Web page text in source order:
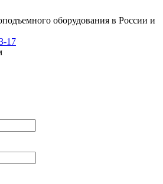
оборудования в России и
17